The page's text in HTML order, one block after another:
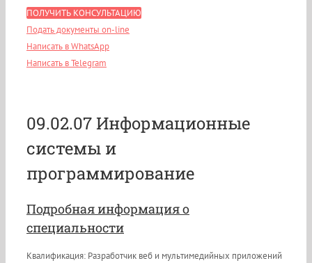
ПОЛУЧИТЬ КОНСУЛЬТАЦИЮ
Подать документы on-line
Написать в WhatsApp
Написать в Telegram
09.02.07 Информационные
системы и
программирование
Подробная информация о
специальности
Квалификация: Разработчик веб и мультимедийных приложений